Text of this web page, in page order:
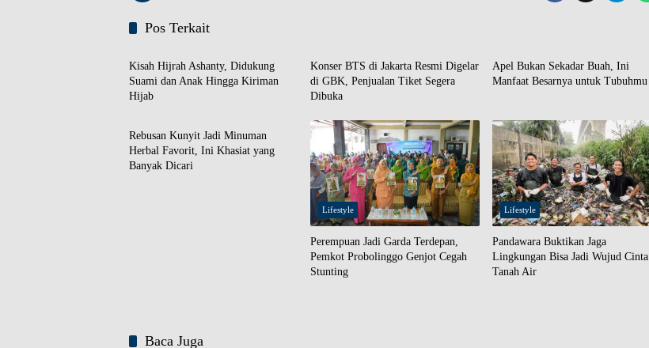
Pos Terkait
Lifestyle
Kisah Hijrah Ashanty, Didukung
Suami dan Anak Hingga Kiriman
Hijab
Konser BTS di Jakarta Resmi Digelar
di GBK, Penjualan Tiket Segera
Dibuka
Apel Bukan Sekadar Buah, Ini
Manfaat Besarnya untuk Tubuhmu
Lifestyle
Rebusan Kunyit Jadi Minuman
Herbal Favorit, Ini Khasiat yang
Banyak Dicari
Lifestyle
Perempuan Jadi Garda Terdepan,
Pemkot Probolinggo Genjot Cegah
Stunting
Lifestyle
Pandawara Buktikan Jaga
Lingkungan Bisa Jadi Wujud Cinta
Tanah Air
Baca Juga